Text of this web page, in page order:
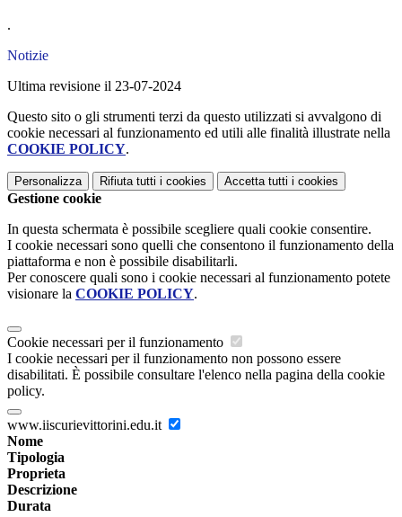
.
Notizie
Ultima revisione il 23-07-2024
Questo sito o gli strumenti terzi da questo utilizzati si avvalgono di
cookie necessari al funzionamento ed utili alle finalità illustrate nella
COOKIE POLICY.
Personalizza Rifiuta tutti i cookies Accetta tutti i cookies
Gestione cookie
In questa schermata è possibile scegliere quali cookie consentire.
I cookie necessari sono quelli che consentono il funzionamento della
piattaforma e non è possibile disabilitarli.
Per conoscere quali sono i cookie necessari al funzionamento potete
visionare la COOKIE POLICY.
Cookie necessari per il funzionamento
I cookie necessari per il funzionamento non possono essere
disabilitati. È possibile consultare l'elenco nella pagina della cookie
policy.
www.iiscurievittorini.edu.it
Nome
Tipologia
Proprieta
Descrizione
Durata